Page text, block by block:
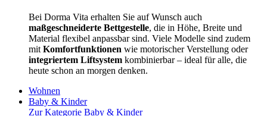
Bei Dorma Vita erhalten Sie auf Wunsch auch
maßgeschneiderte Bettgestelle, die in Höhe, Breite und
Material flexibel anpassbar sind. Viele Modelle sind zudem
mit Komfortfunktionen wie motorischer Verstellung oder
integriertem Liftsystem kombinierbar – ideal für alle, die
heute schon an morgen denken.
Wohnen
Baby & Kinder
Zur Kategorie Baby & Kinder